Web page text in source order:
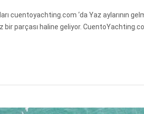
cuentoyachting.com ‘da Yaz aylarının
parçası haline geliyor.